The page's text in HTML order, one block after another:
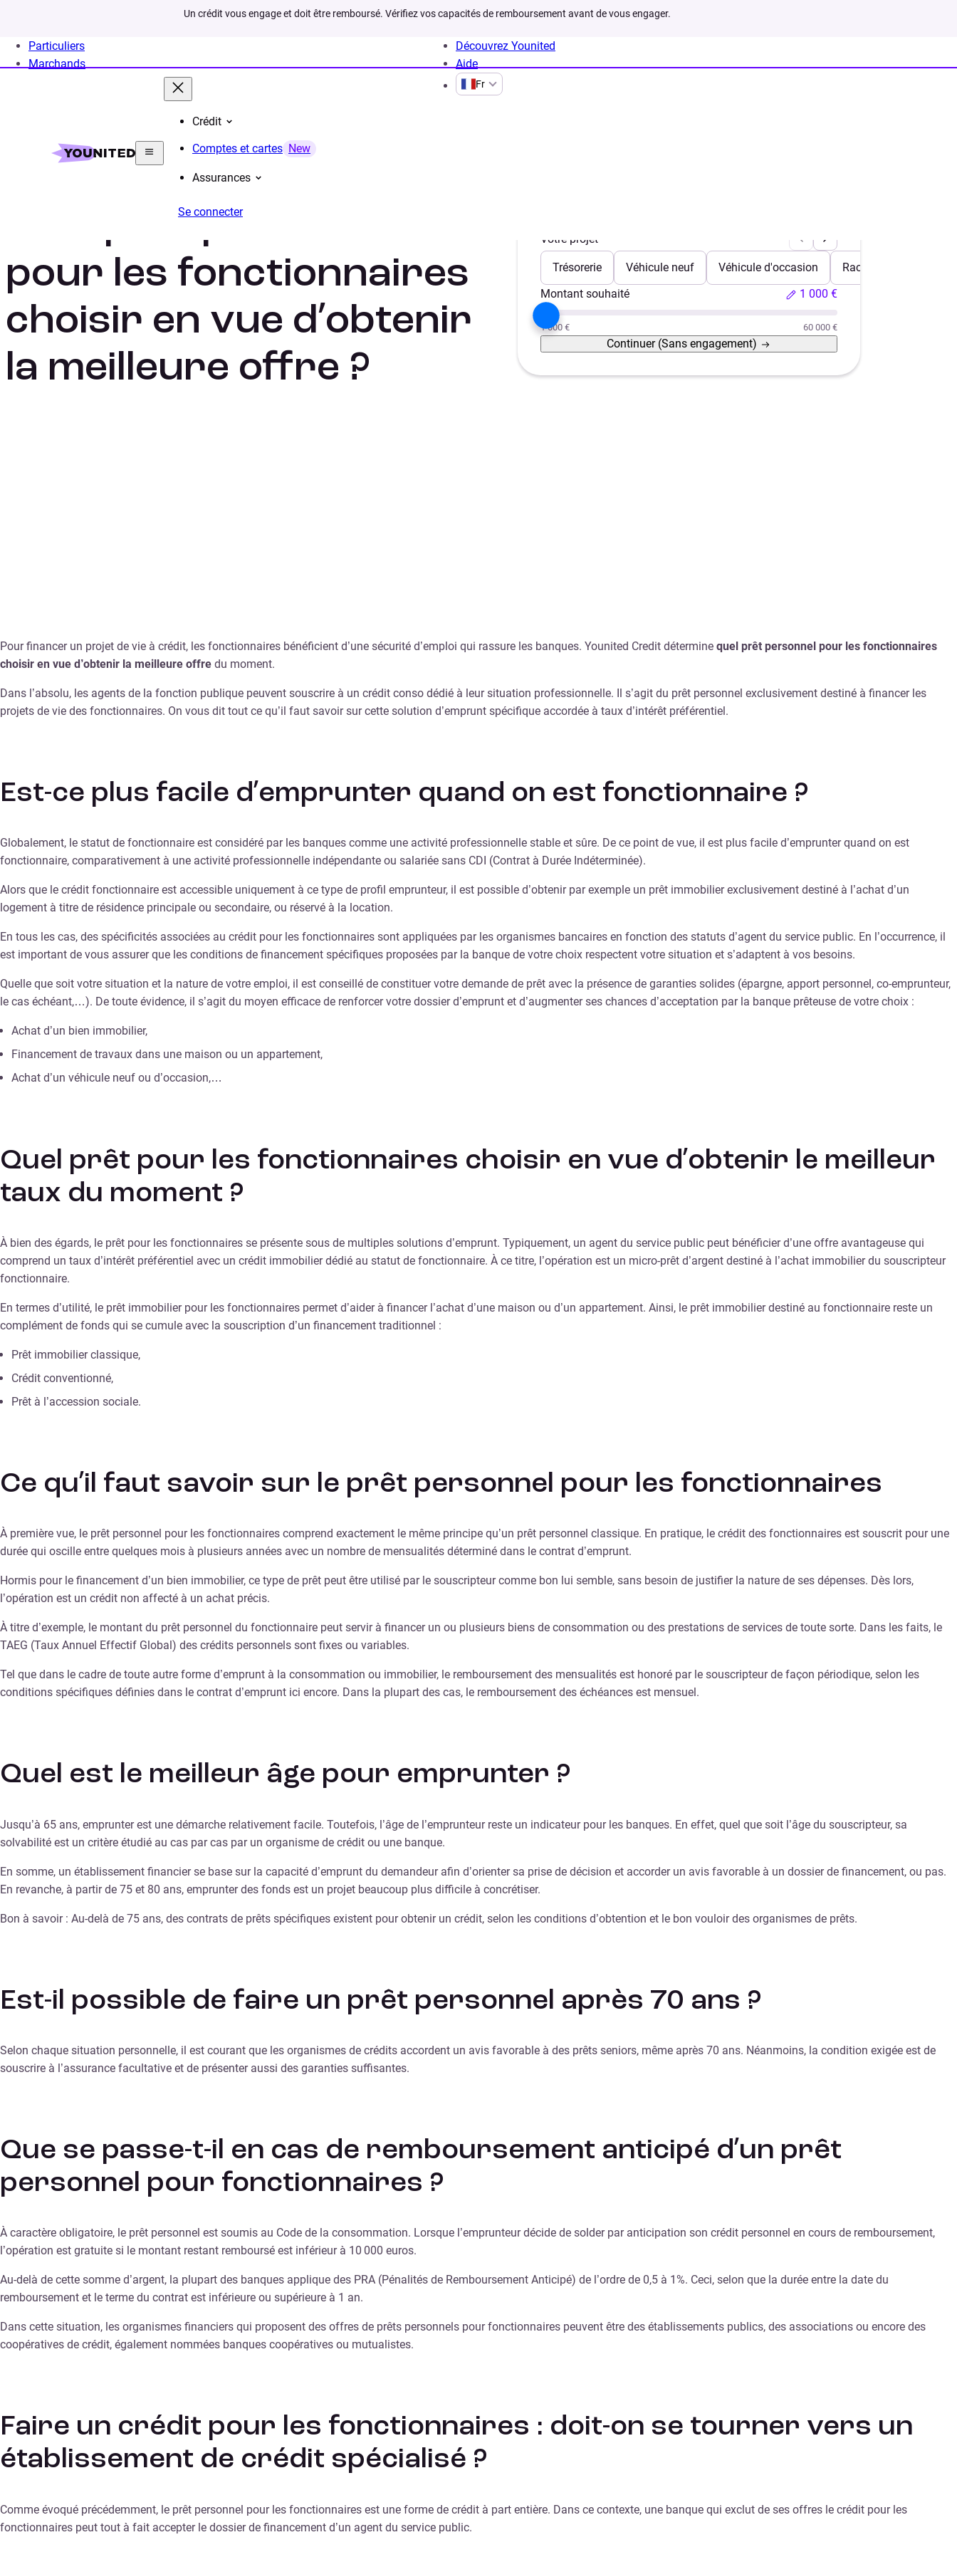
Un crédit vous engage et doit être remboursé. Vérifiez vos capacités de remboursement avant de vous engager.
Particuliers
Marchands
Découvrez Younited
Aide
Fr
Crédit
Comptes et cartes New
Assurances
Se connecter
Home Crédit Consommation Prêt Personnel Situation
Quel prêt personnel
pour les fonctionnaires
choisir en vue d’obtenir
la meilleure offre ?
Votre projet
Trésorerie Véhicule neuf Véhicule d'occasion Rachat de crédits
Montant souhaité
1 000 €
1 000 € 60 000 €
Continuer (Sans engagement)
Pour financer un projet de vie à crédit, les fonctionnaires bénéficient d’une sécurité d’emploi qui rassure les banques. Younited Credit détermine quel prêt personnel pour les fonctionnaires
choisir en vue d’obtenir la meilleure offre du moment.
Dans l’absolu, les agents de la fonction publique peuvent souscrire à un crédit conso dédié à leur situation professionnelle. Il s’agit du prêt personnel exclusivement destiné à financer les
projets de vie des fonctionnaires. On vous dit tout ce qu’il faut savoir sur cette solution d’emprunt spécifique accordée à taux d’intérêt préférentiel.
Est-ce plus facile d’emprunter quand on est fonctionnaire ?
Globalement, le statut de fonctionnaire est considéré par les banques comme une activité professionnelle stable et sûre. De ce point de vue, il est plus facile d’emprunter quand on est
fonctionnaire, comparativement à une activité professionnelle indépendante ou salariée sans CDI (Contrat à Durée Indéterminée).
Alors que le crédit fonctionnaire est accessible uniquement à ce type de profil emprunteur, il est possible d’obtenir par exemple un prêt immobilier exclusivement destiné à l’achat d’un
logement à titre de résidence principale ou secondaire, ou réservé à la location.
En tous les cas, des spécificités associées au crédit pour les fonctionnaires sont appliquées par les organismes bancaires en fonction des statuts d’agent du service public. En l’occurrence, il
est important de vous assurer que les conditions de financement spécifiques proposées par la banque de votre choix respectent votre situation et s’adaptent à vos besoins.
Quelle que soit votre situation et la nature de votre emploi, il est conseillé de constituer votre demande de prêt avec la présence de garanties solides (épargne, apport personnel, co-emprunteur,
le cas échéant,…). De toute évidence, il s’agit du moyen efficace de renforcer votre dossier d’emprunt et d’augmenter ses chances d’acceptation par la banque prêteuse de votre choix :
Achat d’un bien immobilier,
Financement de travaux dans une maison ou un appartement,
Achat d’un véhicule neuf ou d’occasion,…
Quel prêt pour les fonctionnaires choisir en vue d’obtenir le meilleur
taux du moment ?
À bien des égards, le prêt pour les fonctionnaires se présente sous de multiples solutions d’emprunt. Typiquement, un agent du service public peut bénéficier d’une offre avantageuse qui
comprend un taux d’intérêt préférentiel avec un crédit immobilier dédié au statut de fonctionnaire. À ce titre, l’opération est un micro-prêt d’argent destiné à l’achat immobilier du souscripteur
fonctionnaire.
En termes d’utilité, le prêt immobilier pour les fonctionnaires permet d’aider à financer l’achat d’une maison ou d’un appartement. Ainsi, le prêt immobilier destiné au fonctionnaire reste un
complément de fonds qui se cumule avec la souscription d’un financement traditionnel :
Prêt immobilier classique,
Crédit conventionné,
Prêt à l’accession sociale.
Ce qu’il faut savoir sur le prêt personnel pour les fonctionnaires
À première vue, le prêt personnel pour les fonctionnaires comprend exactement le même principe qu’un prêt personnel classique. En pratique, le crédit des fonctionnaires est souscrit pour une
durée qui oscille entre quelques mois à plusieurs années avec un nombre de mensualités déterminé dans le contrat d’emprunt.
Hormis pour le financement d’un bien immobilier, ce type de prêt peut être utilisé par le souscripteur comme bon lui semble, sans besoin de justifier la nature de ses dépenses. Dès lors,
l’opération est un crédit non affecté à un achat précis.
À titre d’exemple, le montant du prêt personnel du fonctionnaire peut servir à financer un ou plusieurs biens de consommation ou des prestations de services de toute sorte. Dans les faits, le
TAEG (Taux Annuel Effectif Global) des crédits personnels sont fixes ou variables.
Tel que dans le cadre de toute autre forme d’emprunt à la consommation ou immobilier, le remboursement des mensualités est honoré par le souscripteur de façon périodique, selon les
conditions spécifiques définies dans le contrat d’emprunt ici encore. Dans la plupart des cas, le remboursement des échéances est mensuel.
Quel est le meilleur âge pour emprunter ?
Jusqu’à 65 ans, emprunter est une démarche relativement facile. Toutefois, l’âge de l’emprunteur reste un indicateur pour les banques. En effet, quel que soit l’âge du souscripteur, sa
solvabilité est un critère étudié au cas par cas par un organisme de crédit ou une banque.
En somme, un établissement financier se base sur la capacité d’emprunt du demandeur afin d’orienter sa prise de décision et accorder un avis favorable à un dossier de financement, ou pas.
En revanche, à partir de 75 et 80 ans, emprunter des fonds est un projet beaucoup plus difficile à concrétiser.
Bon à savoir : Au-delà de 75 ans, des contrats de prêts spécifiques existent pour obtenir un crédit, selon les conditions d’obtention et le bon vouloir des organismes de prêts.
Est-il possible de faire un prêt personnel après 70 ans ?
Selon chaque situation personnelle, il est courant que les organismes de crédits accordent un avis favorable à des prêts seniors, même après 70 ans. Néanmoins, la condition exigée est de
souscrire à l’assurance facultative et de présenter aussi des garanties suffisantes.
Que se passe-t-il en cas de remboursement anticipé d’un prêt
personnel pour fonctionnaires ?
À caractère obligatoire, le prêt personnel est soumis au Code de la consommation. Lorsque l’emprunteur décide de solder par anticipation son crédit personnel en cours de remboursement,
l’opération est gratuite si le montant restant remboursé est inférieur à 10 000 euros.
Au-delà de cette somme d’argent, la plupart des banques applique des PRA (Pénalités de Remboursement Anticipé) de l’ordre de 0,5 à 1%. Ceci, selon que la durée entre la date du
remboursement et le terme du contrat est inférieure ou supérieure à 1 an.
Dans cette situation, les organismes financiers qui proposent des offres de prêts personnels pour fonctionnaires peuvent être des établissements publics, des associations ou encore des
coopératives de crédit, également nommées banques coopératives ou mutualistes.
Faire un crédit pour les fonctionnaires : doit-on se tourner vers un
établissement de crédit spécialisé ?
Comme évoqué précédemment, le prêt personnel pour les fonctionnaires est une forme de crédit à part entière. Dans ce contexte, une banque qui exclut de ses offres le crédit pour les
fonctionnaires peut tout à fait accepter le dossier de financement d’un agent du service public.